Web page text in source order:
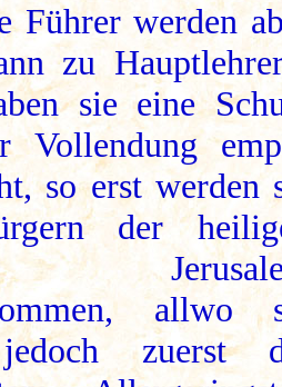
Führer werden
zu
sie eine
Vollendung
so erst werden
der
allwo
zuerst